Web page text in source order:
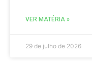
VER MATÉRIA »
29 de julho de 2026